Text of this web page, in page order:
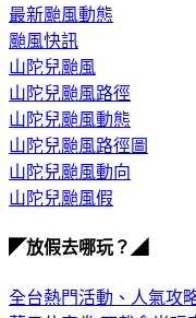
最新颱風動態
颱風快訊
山陀兒颱風
山陀兒颱風路徑
山陀兒颱風動態
山陀兒颱風路徑圖
山陀兒颱風動向
山陀兒颱風假
◤放假去哪玩？◢
全台熱門活動、人氣攻